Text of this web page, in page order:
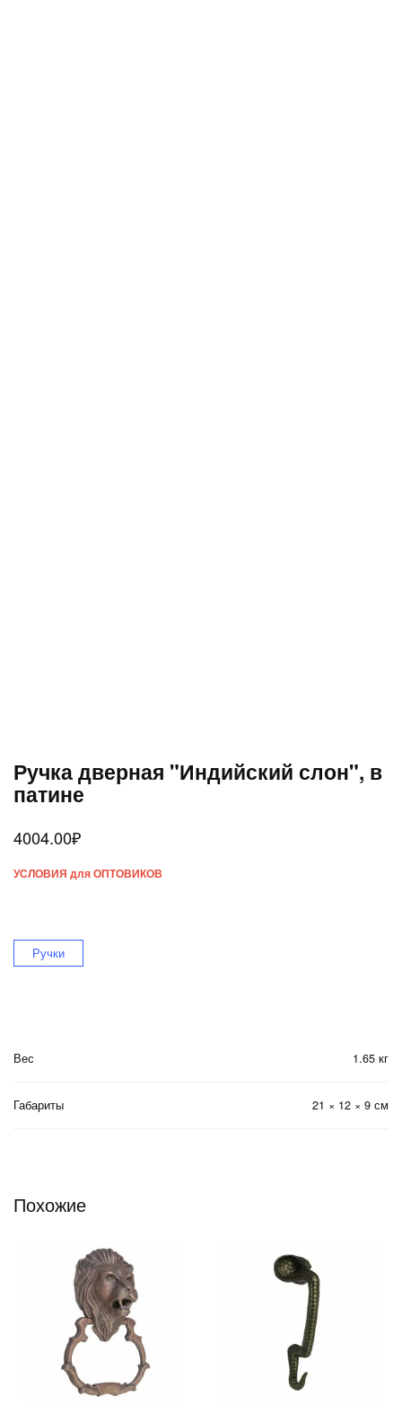
Ручка дверная "Индийский слон", в
патине
4004.00₽
УСЛОВИЯ для ОПТОВИКОВ
Ручки
Вес 1.65 кг
Габариты 21 × 12 × 9 см
Похожие